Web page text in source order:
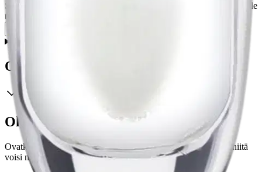
Sisältää mentolia. Viilentävä ja pistelevä vaikutus. Älä levitä herkälle
tai ärtyneelle iholle.
Ominaisuudet
Oletko tyytyväinen tuotetietoihin?
Ovatko tuotetiedot riittävät? Jos tuotetiedoissa on puutteita tai niitä
voisi muuten parantaa, anna palautetta.